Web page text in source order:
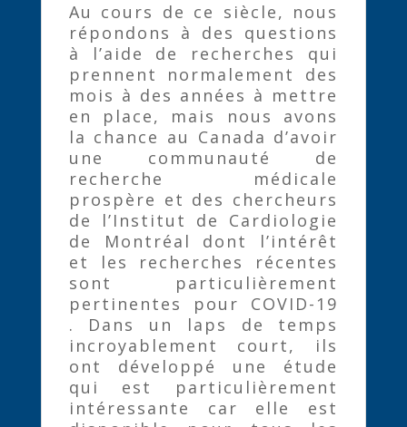
Au cours de ce siècle, nous
répondons à des questions
à l’aide de recherches qui
prennent normalement des
mois à des années à mettre
en place, mais nous avons
la chance au Canada d’avoir
une communauté de
recherche médicale
prospère et des chercheurs
de l’Institut de Cardiologie
de Montréal dont l’intérêt
et les recherches récentes
sont particulièrement
pertinentes pour COVID-19
. Dans un laps de temps
incroyablement court, ils
ont développé une étude
qui est particulièrement
intéressante car elle est